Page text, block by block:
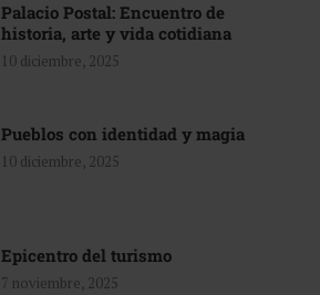
Palacio Postal: Encuentro de
historia, arte y vida cotidiana
10 diciembre, 2025
Pueblos con identidad y magia
10 diciembre, 2025
Epicentro del turismo
7 noviembre, 2025